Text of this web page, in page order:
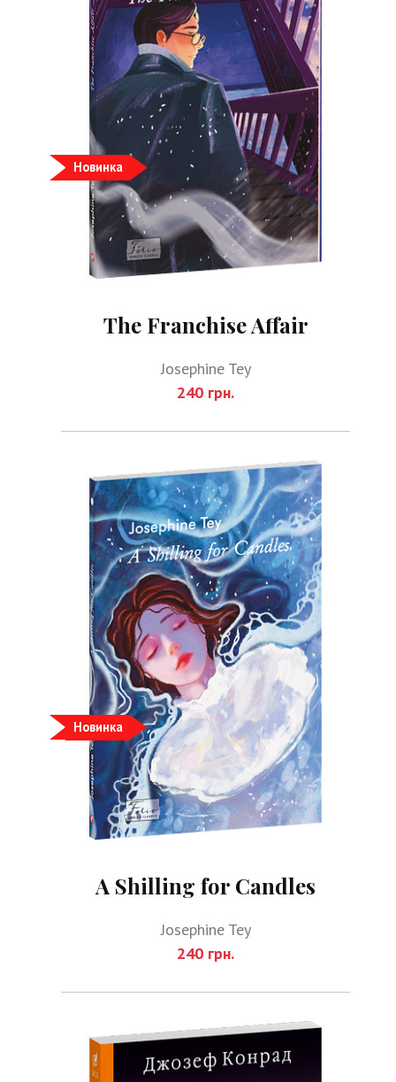
Новинка
The Franchise Affair
Josephine Tey
240 грн.
Новинка
A Shilling for Candles
Josephine Tey
240 грн.